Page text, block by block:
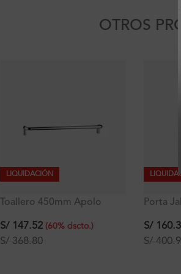
OTROS
LIQUIDACIÓN
Toallero 450mm Apolo
S/147.52 (60% dscto.)
S/368.80
Porta
S/
S/